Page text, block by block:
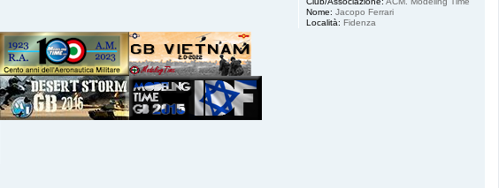
Nome: Jacopo Ferrari
Località: Fidenza